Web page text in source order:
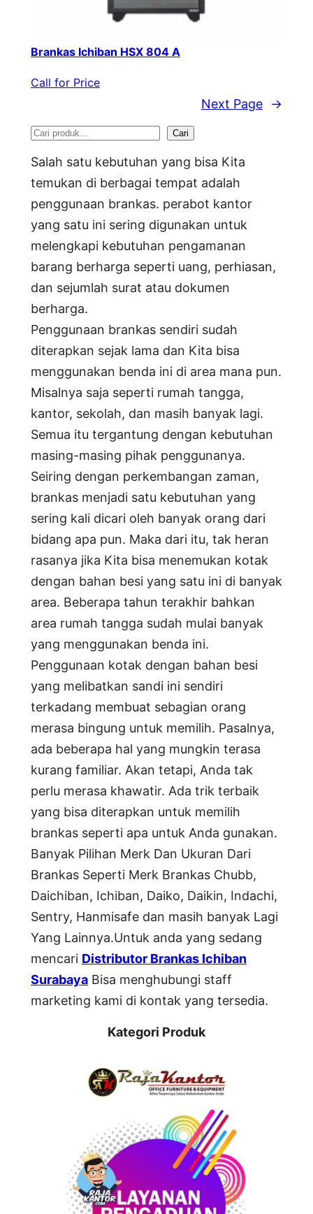
Brankas Ichiban HSX 804 A
Call for Price
Next Page →
S
e
a
r
c
h
Cari
Salah satu kebutuhan yang bisa Kita
temukan di berbagai tempat adalah
penggunaan brankas. perabot kantor
yang satu ini sering digunakan untuk
melengkapi kebutuhan pengamanan
barang berharga seperti uang, perhiasan,
dan sejumlah surat atau dokumen
berharga.
Penggunaan brankas sendiri sudah
diterapkan sejak lama dan Kita bisa
menggunakan benda ini di area mana pun.
Misalnya saja seperti rumah tangga,
kantor, sekolah, dan masih banyak lagi.
Semua itu tergantung dengan kebutuhan
masing-masing pihak penggunanya.
Seiring dengan perkembangan zaman,
brankas menjadi satu kebutuhan yang
sering kali dicari oleh banyak orang dari
bidang apa pun. Maka dari itu, tak heran
rasanya jika Kita bisa menemukan kotak
dengan bahan besi yang satu ini di banyak
area. Beberapa tahun terakhir bahkan
area rumah tangga sudah mulai banyak
yang menggunakan benda ini.
Penggunaan kotak dengan bahan besi
yang melibatkan sandi ini sendiri
terkadang membuat sebagian orang
merasa bingung untuk memilih. Pasalnya,
ada beberapa hal yang mungkin terasa
kurang familiar. Akan tetapi, Anda tak
perlu merasa khawatir. Ada trik terbaik
yang bisa diterapkan untuk memilih
brankas seperti apa untuk Anda gunakan.
Banyak Pilihan Merk Dan Ukuran Dari
Brankas Seperti Merk Brankas Chubb,
Daichiban, Ichiban, Daiko, Daikin, Indachi,
Sentry, Hanmisafe dan masih banyak Lagi
Yang Lainnya.Untuk anda yang sedang
mencari Distributor Brankas Ichiban
Surabaya Bisa menghubungi staff
marketing kami di kontak yang tersedia.
Kategori Produk